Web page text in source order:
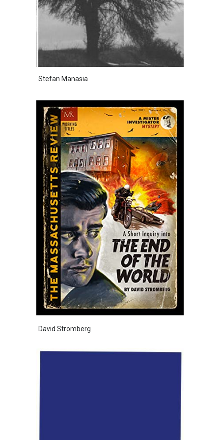
Stefan Manasia
David Stromberg